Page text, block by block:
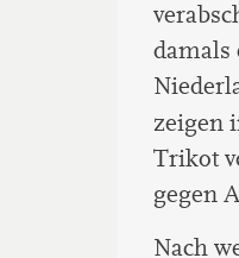
damals
zeigen
Trikot
gegen
Nach